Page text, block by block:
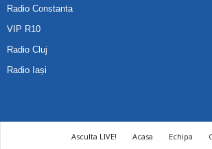
Radio Constanta
VIP R10
Radio Cluj
Radio Iași
Asculta LIVE! Acasa Echipa